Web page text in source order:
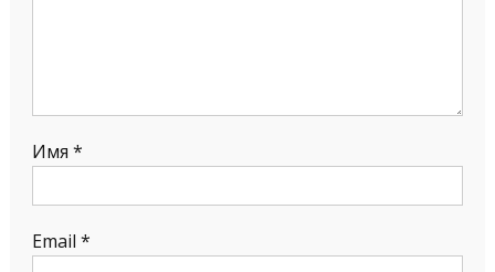
Имя *
Email *